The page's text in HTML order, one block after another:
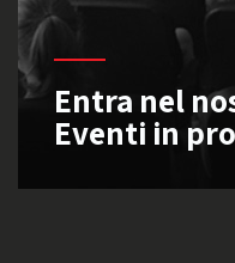
Entra nel
Eventi in